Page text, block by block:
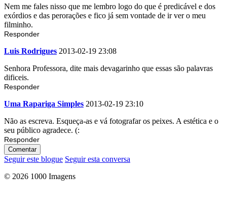
Nem me fales nisso que me lembro logo do que é predicável e dos
exórdios e das perorações e fico já sem vontade de ir ver o meu
filminho.
Responder
Luis Rodrigues 2013-02-19 23:08
Senhora Professora, dite mais devagarinho que essas são palavras
dificeis.
Responder
Uma Rapariga Simples 2013-02-19 23:10
Não as escreva. Esqueça-as e vá fotografar os peixes. A estética e o
seu público agradece. (:
Responder
Comentar
Seguir este blogue Seguir esta conversa
© 2026 1000 Imagens